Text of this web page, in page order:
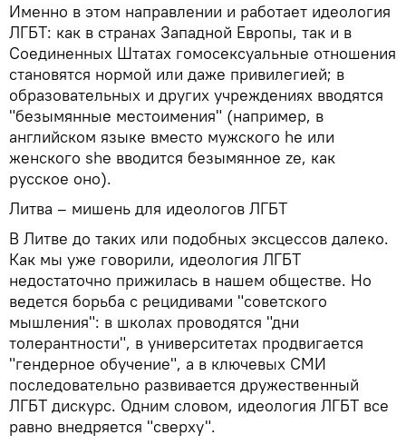
Именно в этом направлении и работает идеология
ЛГБТ: как в странах Западной Европы, так и в
Соединенных Штатах гомосексуальные отношения
становятся нормой или даже привилегией; в
образовательных и других учреждениях вводятся
"безымянные местоимения" (например, в
английском языке вместо мужского he или
женского she вводится безымянное ze, как
русское оно).
Литва – мишень для идеологов ЛГБТ
В Литве до таких или подобных эксцессов далеко.
Как мы уже говорили, идеология ЛГБТ
недостаточно прижилась в нашем обществе. Но
ведется борьба с рецидивами "советского
мышления": в школах проводятся "дни
толерантности", в университетах продвигается
"гендерное обучение", а в ключевых СМИ
последовательно развивается дружественный
ЛГБТ дискурс. Одним словом, идеология ЛГБТ все
равно внедряется "сверху".